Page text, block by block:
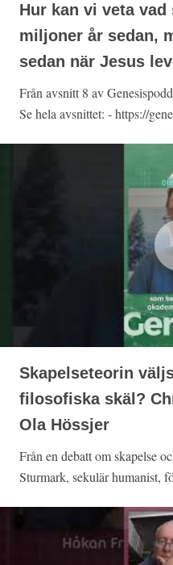
Hur kan vi veta vad
miljoner år sedan,
sedan när Jesus
Från avsnitt 8 av
Se hela avsnittet: - https://
Skapelseteorin
filosofiska skäl?
Ola Hössjer
Från en debatt om skapelse
Sturmark, sekulär humanist,